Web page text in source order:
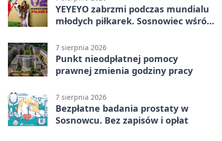
YEYEYO zabrzmi podczas mundialu
młodych piłkarek. Sosnowiec wśród
7 sierpnia 2026
Punkt nieodpłatnej pomocy
prawnej zmienia godziny pracy
7 sierpnia 2026
Bezpłatne badania prostaty w
Sosnowcu. Bez zapisów i opłat